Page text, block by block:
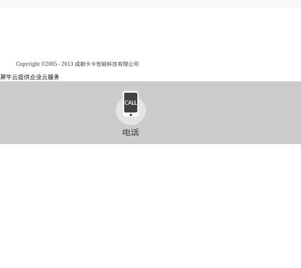
Copyright ©2005 - 2013 成都卡卡智能科技有限公司
犀牛云提供企业云服务